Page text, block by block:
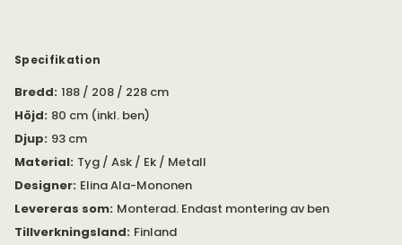
228 centimeter. Bilderna visar bredden 228 centimeter.
Specifikation
Bredd: 188 / 208 / 228 cm
Höjd: 80 cm (inkl. ben)
Djup: 93 cm
Material: Tyg / Ask / Ek / Metall
Designer: Elina Ala-Mononen
Levereras som: Monterad. Endast montering av ben
Tillverkningsland: Finland